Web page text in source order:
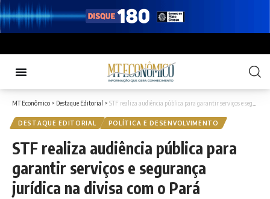
MT Econômico > Destaque Editorial > STF realiza audiência pública para garantir serviços e segurança jurídica na divisa com o Pará
DESTAQUE EDITORIAL POLÍTICA E DESENVOLVIMENTO
STF realiza audiência pública para
garantir serviços e segurança
jurídica na divisa com o Pará